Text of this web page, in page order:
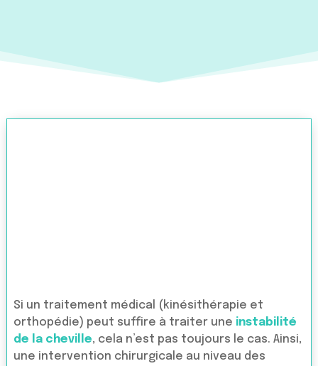
Si un traitement médical (kinésithérapie et
orthopédie) peut suffire à traiter une instabilité
de la cheville, cela n’est pas toujours le cas. Ainsi,
une intervention chirurgicale au niveau des